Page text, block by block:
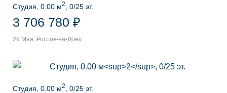
Студия, 0.00 м2 , 0/25 эт.
3 706 780 ₽
29 Мая, Ростов-на-Дону
Студия, 0.00 м2 , 0/25 эт.